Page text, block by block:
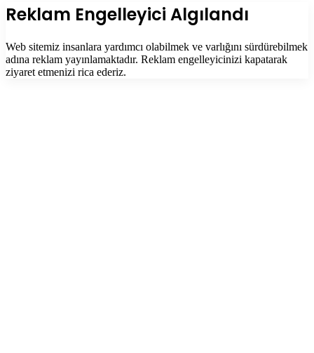
Kapalı
Reklam Engelleyici Algılandı
Web sitemiz insanlara yardımcı olabilmek ve varlığını sürdürebilmek
adına reklam yayınlamaktadır. Reklam engelleyicinizi kapatarak
ziyaret etmenizi rica ederiz.